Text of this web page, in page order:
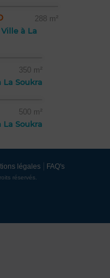
288 m²
à La
350 m²
La Soukra
500 m²
La Soukra
légales FAQ's
réservés.